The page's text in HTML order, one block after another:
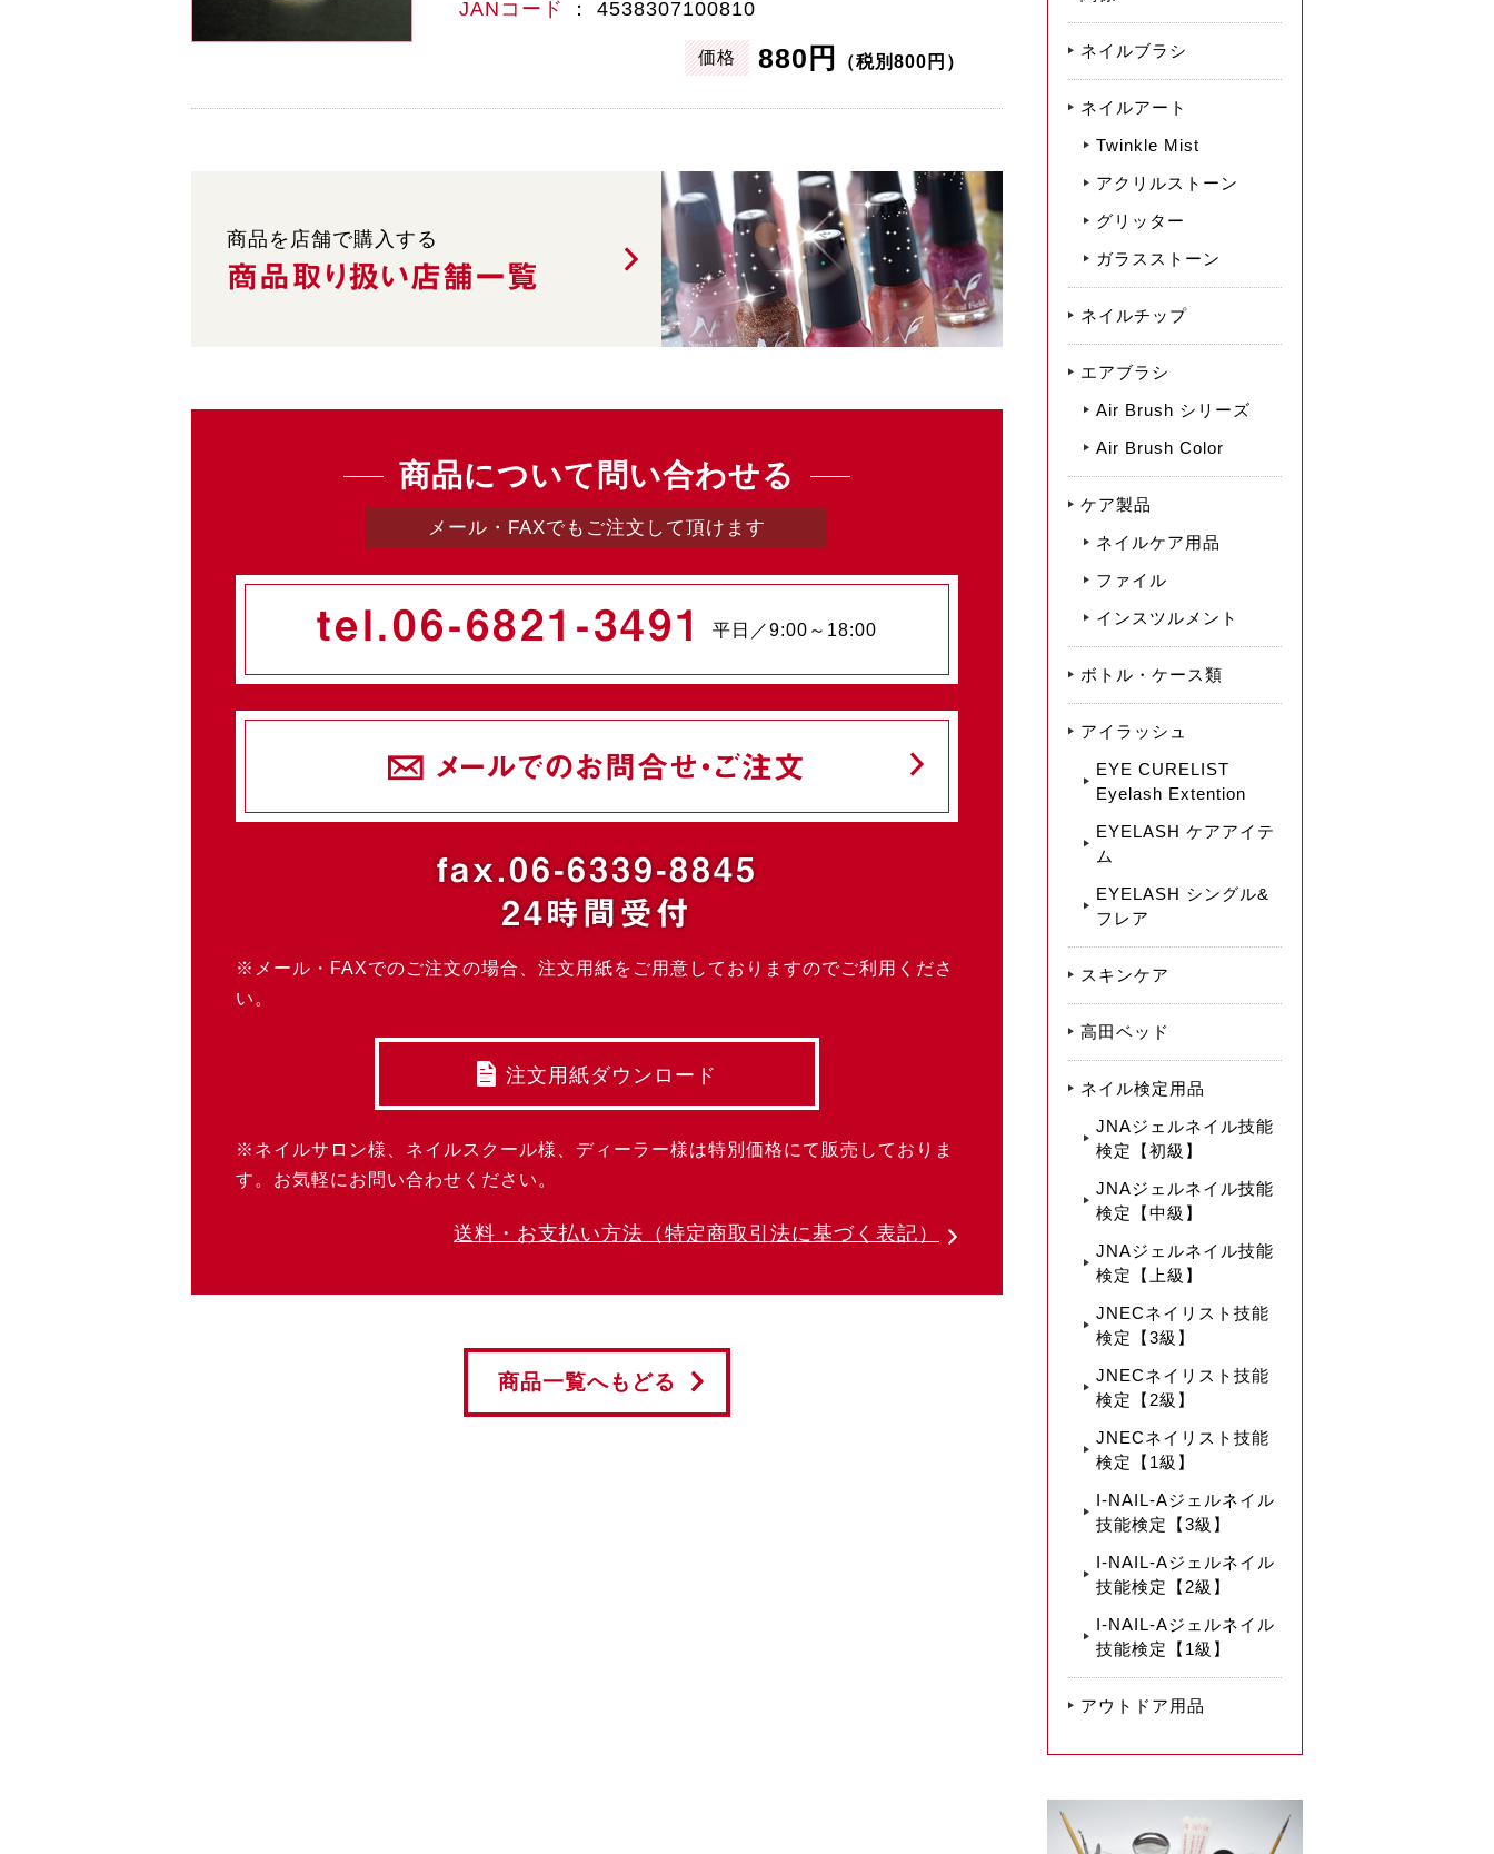
JANコード
4538307100810
価格 880円 （税別800円）
商品を店舗で購入する
商品取り扱い店舗一覧
商品について問い合わせる
メール・FAXでもご注文して頂けます
tel.06-6821-3491 平日／9:00～18:00
メールでのお問合せ・ご注文
fax.06-6339-8845
24時間受付
※メール・FAXでのご注文の場合、注文用紙をご用意しておりますのでご利用くださ
い。
注文用紙ダウンロード
※ネイルサロン様、ネイルスクール様、ディーラー様は特別価格にて販売しておりま
す。お気軽にお問い合わせください。
送料・お支払い方法 （特定商取引法に基づく表記）
商品一覧へもどる
ネイルブラシ
ネイルアート
Twinkle Mist
アクリルストーン
グリッター
ガラスストーン
ネイルチップ
エアブラシ
Air Brush シリーズ
Air Brush Color
ケア製品
ネイルケア用品
ファイル
インスツルメント
ボトル・ケース類
アイラッシュ
EYE CURELIST
Eyelash Extention
EYELASH ケアアイテ
ム
EYELASH シングル&
フレア
スキンケア
高田ベッド
ネイル検定用品
JNAジェルネイル技能
検定【初級】
JNAジェルネイル技能
検定【中級】
JNAジェルネイル技能
検定【上級】
JNECネイリスト技能
検定【3級】
JNECネイリスト技能
検定【2級】
JNECネイリスト技能
検定【1級】
I-NAIL-Aジェルネイル
技能検定【3級】
I-NAIL-Aジェルネイル
技能検定【2級】
I-NAIL-Aジェルネイル
技能検定【1級】
アウトドア用品